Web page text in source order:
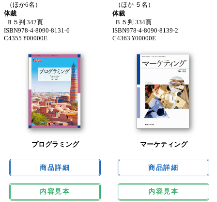
（ほか6名）
体裁
Ｂ５判 342頁
ISBN978-4-8090-8131-6
C4355 ¥00000E
（ほか ５名）
体裁
Ｂ５判 334頁
ISBN978-4-8090-8139-2
C4363 ¥00000E
プログラミング
内容見本
マーケティング
内容見本